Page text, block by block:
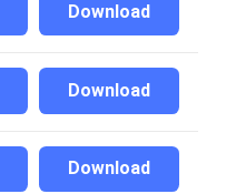
Download
Download
Download